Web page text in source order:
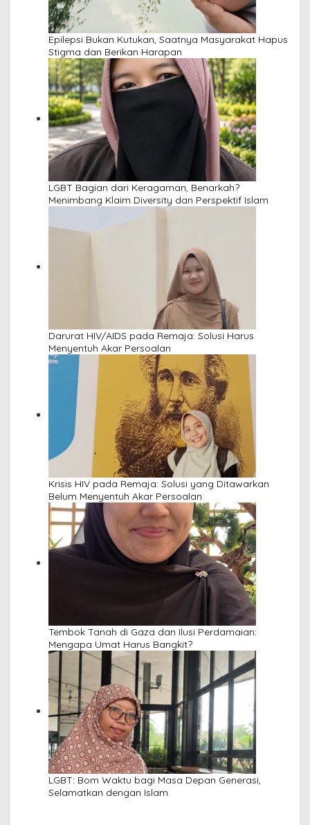
Epilepsi Bukan Kutukan, Saatnya Masyarakat Hapus
Stigma dan Berikan Harapan
LGBT Bagian dari Keragaman, Benarkah?
Menimbang Klaim Diversity dan Perspektif Islam
Darurat HIV/AIDS pada Remaja: Solusi Harus
Menyentuh Akar Persoalan
Krisis HIV pada Remaja: Solusi yang Ditawarkan
Belum Menyentuh Akar Persoalan
Tembok Tanah di Gaza dan Ilusi Perdamaian:
Mengapa Umat Harus Bangkit?
LGBT: Bom Waktu bagi Masa Depan Generasi,
Selamatkan dengan Islam